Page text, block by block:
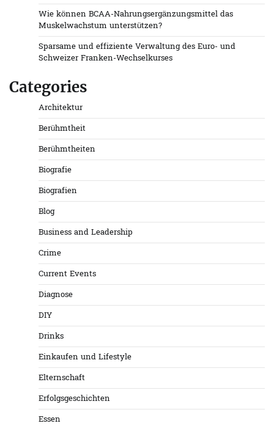
Wie können BCAA-Nahrungsergänzungsmittel das
Muskelwachstum unterstützen?
Sparsame und effiziente Verwaltung des Euro- und
Schweizer Franken-Wechselkurses
Categories
Architektur
Berühmtheit
Berühmtheiten
Biografie
Biografien
Blog
Business and Leadership
Crime
Current Events
Diagnose
DIY
Drinks
Einkaufen und Lifestyle
Elternschaft
Erfolgsgeschichten
Essen